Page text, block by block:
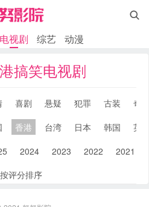

电视剧 综艺 动漫
搞笑电视剧
喜剧 悬疑 犯罪 古装
奇
香港 台湾 日本 韩国
英
2024 2023 2022 2021
按评分排序